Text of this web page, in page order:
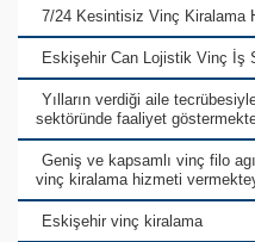
7/24 Kesintisiz Vinç Kiralama
Eskişehir Can Lojistik Vinç İş
Yılların verdiği aile
sektöründe faaliyet
Geniş ve kapsamlı vinç filo
vinç kiralama hizmeti
Eskişehir vinç kiralama